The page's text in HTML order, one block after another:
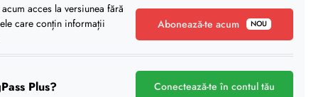
acces la versiunea fără
care conțin informații
Abonează-te acum NOU
Plus? Conectează-te în contul tău